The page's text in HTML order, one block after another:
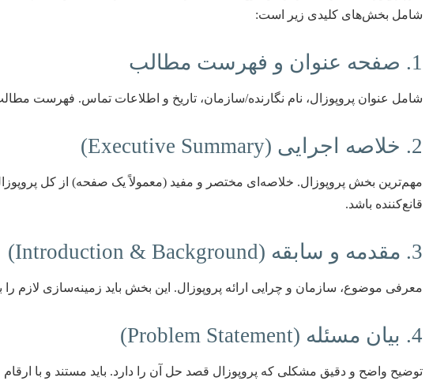
شامل بخش‌های کلیدی زیر است:
1. صفحه عنوان و فهرست مطالب
شامل عنوان پروپوزال، نام نگارنده/سازمان، تاریخ و اطلاعات تماس. فهرست
2. خلاصه اجرایی (Executive Summary)
مهم‌ترین بخش پروپوزال. خلاصه‌ای مختصر و مفید (معمولاً یک صفحه) از کل
قانع‌کننده باشد.
3. مقدمه و سابقه (Introduction & Background)
معرفی موضوع، سازمان و چرایی ارائه پروپوزال. این بخش باید زمینه‌سازی
4. بیان مسئله (Problem Statement)
توضیح واضح و دقیق مشکلی که پروپوزال قصد حل آن را دارد. باید مستند و با